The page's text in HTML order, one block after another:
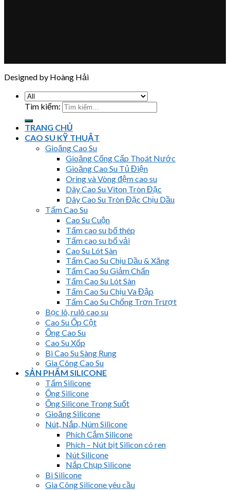
Designed by Hoàng Hải
Tìm kiếm:
TRANG CHỦ
CAO SU KỸ THUẬT
Gioăng Cao Su
Gioăng Cống Cấp Thoát Nước
Gioăng Cao Su Tủ Điện
Oring và Vòng đệm cao su
Dây Cao Su Viton Tròn Đặc
Dây Cao Su Tròn Đặc Chịu Dầu
Tấm Cao Su
Cao Su Cuộn
Tấm cao su bố thép
Tấm cao su bố vải
Cao Su Lót Sàn
Tấm Cao Su Chịu Dầu & Xăng
Tấm Cao Su Giảm Chấn
Tấm Cao Su Lót Sàn
Tấm Cao Su Chịu Va Đập
Tấm Cao Su Chống Trơn Trượt
Bọc lô, rulô cao su
Cao Su Ốp Cột
Ống Cao Su
Cao Su Xốp
Bi Cao Su Sàng Rung
Gia Công Cao Su
SẢN PHẨM SILICONE
Tấm Silicone
Ống Silicone
Ống Silicone Trong Suốt
Gioăng Silicone
Nút, Nắp, Núm Silicone
Phích Cắm Silicone
Phích – Nút bịt Silicon có ren
Nút Silicone
Nắp Chụp Silicone
Bi Silicone
Gia Công Silicone yêu cầu